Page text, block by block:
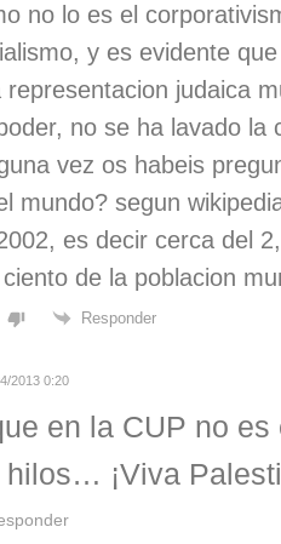
no lo es el
y es evidente
representacion judaica
no se ha lavado la
vez os habeis
mundo? segun
es decir cerca del
de la poblacion
Responder
2013 0:20
en la CUP no
hilos… ¡Viva